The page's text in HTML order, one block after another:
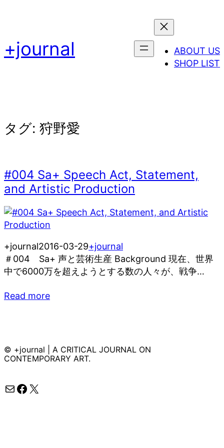
ス
キ
+journal
ABOUT US
SHOP LIST
タグ: 狩野愛
#004 Sa+ Speech Act, Statement,
and Artistic Production
+journal2016-03-29+journal
＃004 Sa+ 声と芸術生産 Background 現在、世界
中で6000万を超えようとする数の人々が、戦争…
Read more
© +journal | A CRITICAL JOURNAL ON
CONTEMPORARY ART.
メールFacebook
X